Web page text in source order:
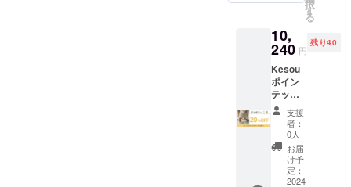
み無料
ており
ます。
交換品
の再交
換・返
品は
承って
おりま
せん。
ださ
い。 ※
交換は
原則サ
イズ交
換のみ
承りま
す。 ※
返品・
交換は
商品到
着後14
ラーか
ら順次
一般販
売を開
始させ
ていた
だきま
す。 ※
税込、
送料込
の価格
です。
ます。
※生産の
上、ま
た社会
情勢の
影響等
によ
り、お
届け時
期に遅
れが発
19.5～
27.0cm
よりお
選びい
ただけ
ます。
・リボ
シュー
クリッ
プをご
利用の
円】 ・
様限
定！販
売予定
価格よ
り
20%OF
F ・お
届け予
定：4月
・オプ
ション
にてサ
イズを
択
す
る
10,
240 円
残り40
Kesou
ポイン
テッド
トゥパ
ンプス
アイボ
リー1足
パンプ
ス【販
売予定
支援
者：
0人
お届
け予
定：
2024